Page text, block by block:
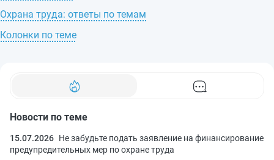
Новости по теме
15.07.2026 Не забудьте подать заявление на финансирование
предупредительных мер по охране труда
Охрана труда: ответы по темам
Колонки по теме